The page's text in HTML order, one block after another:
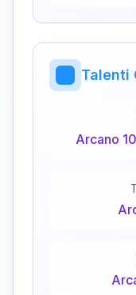
Talenti
Arcano 10